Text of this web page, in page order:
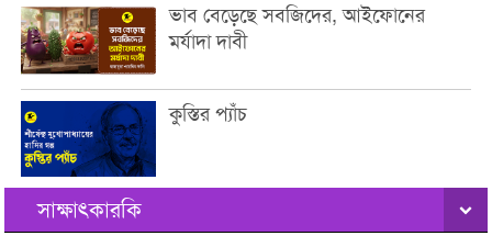
ভাব বেড়েছে সবজিদের, আইফোনের
মর্যাদা দাবী
কুস্তির প্যাঁচ
সাক্ষাৎকারকি